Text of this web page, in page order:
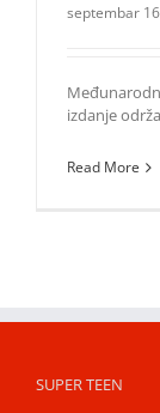
septembar
izdanje
Read More
SUPER TEEN